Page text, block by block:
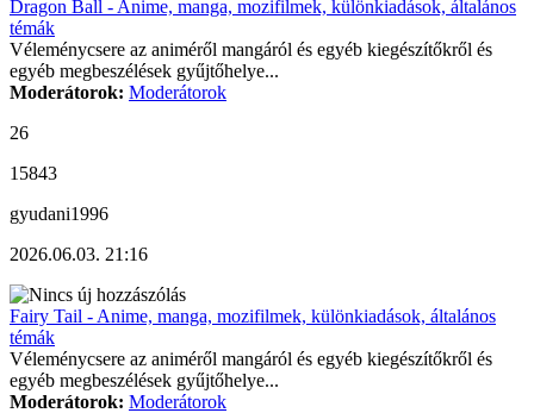
Dragon Ball - Anime, manga, mozifilmek, különkiadások, általános
témák
Véleménycsere az animéről mangáról és egyéb kiegészítőkről és
egyéb megbeszélések gyűjtőhelye...
Moderátorok: Moderátorok
26
15843
gyudani1996
2026.06.03. 21:16
Fairy Tail - Anime, manga, mozifilmek, különkiadások, általános
témák
Véleménycsere az animéről mangáról és egyéb kiegészítőkről és
egyéb megbeszélések gyűjtőhelye...
Moderátorok: Moderátorok